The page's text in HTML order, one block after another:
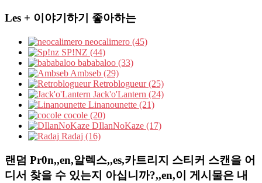
Les + 이야기하기 좋아하는
neocalimero (45)
SP!NZ (44)
bababaloo (33)
Ambseb (29)
Retroblogueur (25)
Jack'o'Lantern (24)
Linanounette (21)
cocole (20)
DIlanNoKaze (17)
Radaj (16)
랜덤 Pr0n,,en,알렉스,,es,카트리지 스티커 스캔을 어
디서 찾을 수 있는지 아십니까?,,en,이 게시물은 내